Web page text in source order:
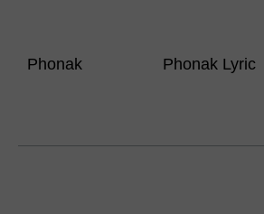
Phonak Phonak Lyric